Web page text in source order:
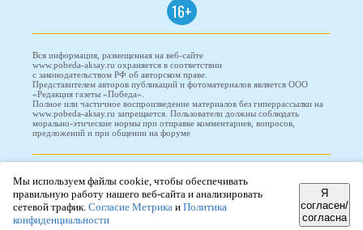
16+
Вся информация, размещенная на веб-сайте
www.pobeda-aksay.ru охраняется в соответствии
с законодательством РФ об авторском праве.
Представителем авторов публикаций и фотоматериалов является ООО
«Редакция газеты «Победа».
Полное или частичное воспроизведение материалов без гиперрассылки на
www.pobeda-aksay.ru запрещается. Пользователи должны соблюдать
морально-этические нормы при отправке комментариев, вопросов,
предложений и при общении на форуме
ООО "Проводник"
Мы используем файлы cookie, чтобы обеспечивать
правильную работу нашего веб-сайта и анализировать
сетевой трафик. Согласие Метрика и Политика
конфиденциальности
Я
согласен/
согласна